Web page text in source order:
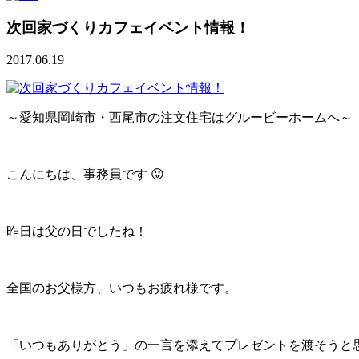
次回家づくりカフェイベント情報！
2017.06.19
～愛知県岡崎市・西尾市の注文住宅はグルービーホームへ～
こんにちは、事務員です 😛
昨日は父の日でしたね！
全国のお父様方、いつもお疲れ様です。
「いつもありがとう」の一言を添えてプレゼントを渡そうと